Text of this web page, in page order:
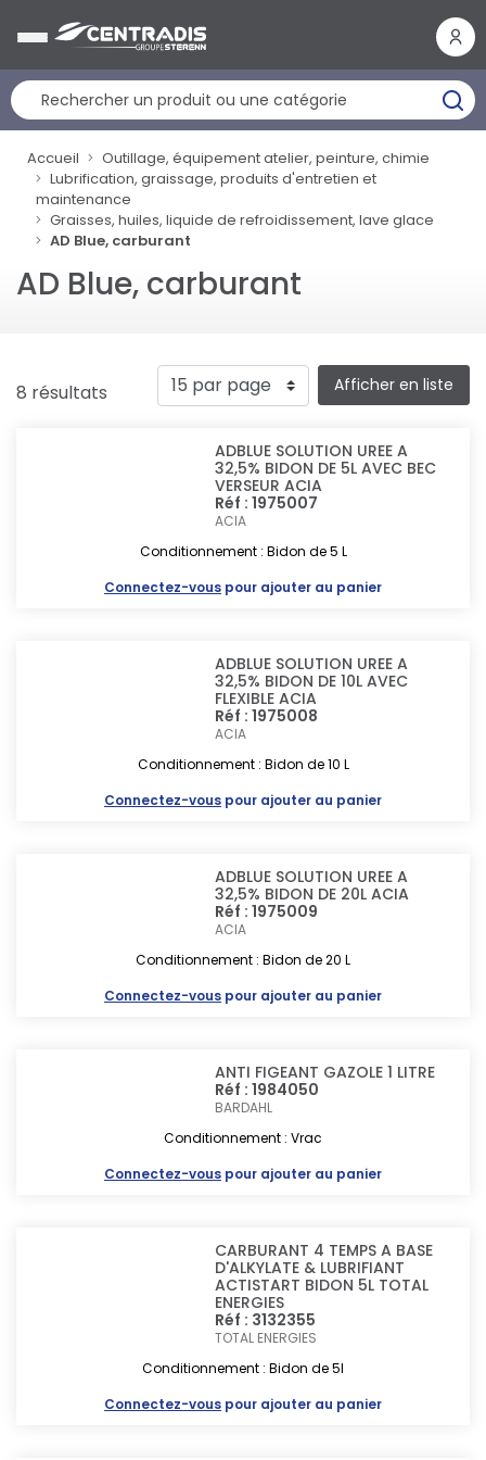
Accueil
Outillage, équipement atelier, peinture, chimie
Lubrification, graissage, produits d'entretien et
maintenance
Graisses, huiles, liquide de refroidissement, lave glace
AD Blue, carburant
AD Blue, carburant
8 résultats Afficher en liste
ADBLUE SOLUTION UREE A
32,5% BIDON DE 5L AVEC BEC
VERSEUR ACIA
Réf : 1975007
ACIA
Conditionnement : Bidon de 5 L
Connectez-vous pour ajouter au panier
ADBLUE SOLUTION UREE A
32,5% BIDON DE 10L AVEC
FLEXIBLE ACIA
Réf : 1975008
ACIA
Conditionnement : Bidon de 10 L
Connectez-vous pour ajouter au panier
ADBLUE SOLUTION UREE A
32,5% BIDON DE 20L ACIA
Réf : 1975009
ACIA
Conditionnement : Bidon de 20 L
Connectez-vous pour ajouter au panier
ANTI FIGEANT GAZOLE 1 LITRE
Réf : 1984050
BARDAHL
Conditionnement : Vrac
Connectez-vous pour ajouter au panier
CARBURANT 4 TEMPS A BASE
D'ALKYLATE & LUBRIFIANT
ACTISTART BIDON 5L TOTAL
ENERGIES
Réf : 3132355
TOTAL ENERGIES
Conditionnement : Bidon de 5l
Connectez-vous pour ajouter au panier